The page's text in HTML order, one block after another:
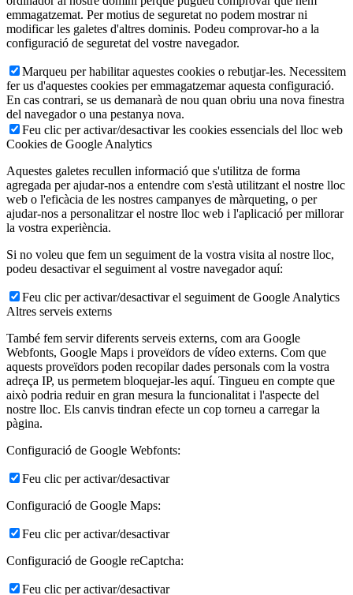
emmagatzemat. Per motius de seguretat no podem mostrar ni
modificar les galetes d'altres dominis. Podeu comprovar-ho a la
configuració de seguretat del vostre navegador.
Marqueu per habilitar aquestes cookies o rebutjar-les. Necessitem
fer us d'aquestes cookies per emmagatzemar aquesta configuració.
En cas contrari, se us demanarà de nou quan obriu una nova finestra
del navegador o una pestanya nova.
Feu clic per activar/desactivar les cookies essencials del lloc web
Cookies de Google Analytics
Aquestes galetes recullen informació que s'utilitza de forma
agregada per ajudar-nos a entendre com s'està utilitzant el nostre lloc
web o l'eficàcia de les nostres campanyes de màrqueting, o per
ajudar-nos a personalitzar el nostre lloc web i l'aplicació per millorar
la vostra experiència.
Si no voleu que fem un seguiment de la vostra visita al nostre lloc,
podeu desactivar el seguiment al vostre navegador aquí:
Feu clic per activar/desactivar el seguiment de Google Analytics
Altres serveis externs
També fem servir diferents serveis externs, com ara Google
Webfonts, Google Maps i proveïdors de vídeo externs. Com que
aquests proveïdors poden recopilar dades personals com la vostra
adreça IP, us permetem bloquejar-les aquí. Tingueu en compte que
això podria reduir en gran mesura la funcionalitat i l'aspecte del
nostre lloc. Els canvis tindran efecte un cop torneu a carregar la
pàgina.
Configuració de Google Webfonts:
Feu clic per activar/desactivar
Configuració de Google Maps:
Feu clic per activar/desactivar
Configuració de Google reCaptcha:
Feu clic per activar/desactivar